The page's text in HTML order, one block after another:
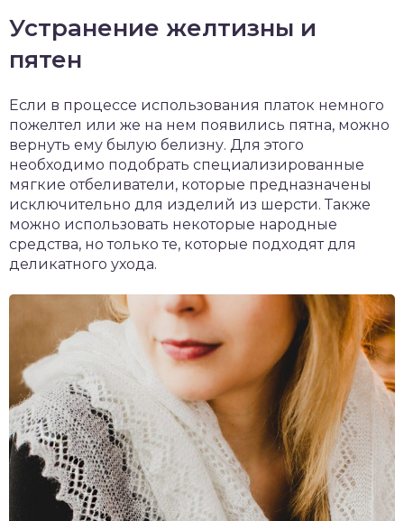
Устранение желтизны и
пятен
Если в процессе использования платок немного
пожелтел или же на нем появились пятна, можно
вернуть ему былую белизну. Для этого
необходимо подобрать специализированные
мягкие отбеливатели, которые предназначены
исключительно для изделий из шерсти. Также
можно использовать некоторые народные
средства, но только те, которые подходят для
деликатного ухода.